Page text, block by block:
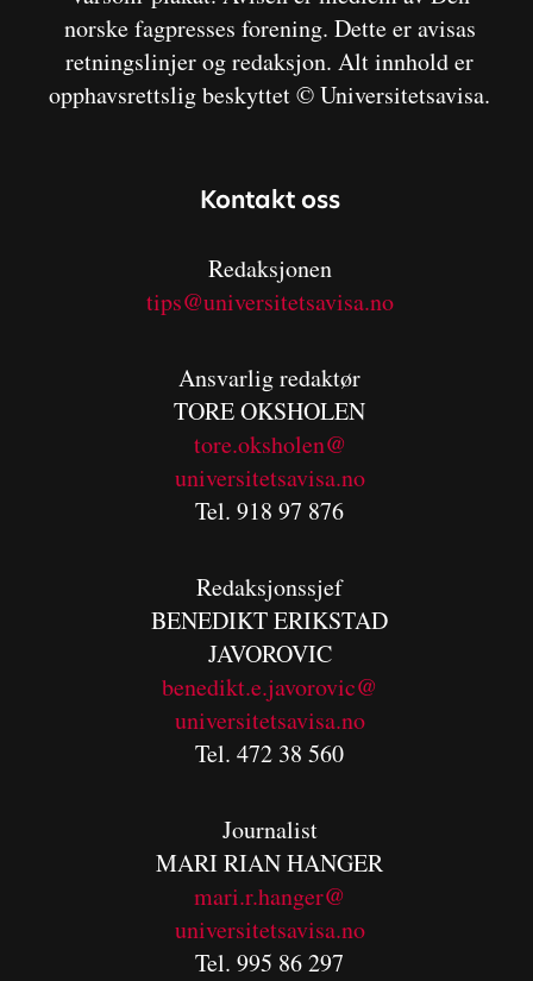
norske fagpresses forening. Dette er avisas
retningslinjer og redaksjon. Alt innhold er
opphavsrettslig beskyttet © Universitetsavisa.
Kontakt oss
Redaksjonen
tips@universitetsavisa.no
Ansvarlig redaktør
TORE OKSHOLEN
tore.oksholen@
universitetsavisa.no
Tel. 918 97 876
Redaksjonssjef
BENEDIKTERIKSTAD
JAVOROVIC
benedikt.e.javorovic@
universitetsavisa.no
Tel. 472 38 560
Journalist
MARI RIAN HANGER
mari.r.hanger@
universitetsavisa.no
Tel. 995 86 297